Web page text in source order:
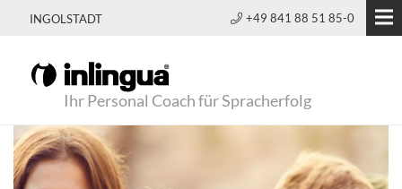
INGOLSTADT +49 841 88 51 85-0
Ihr Personal Coach für Spracherfolg